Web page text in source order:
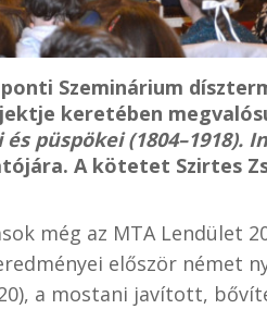
Szeminárium
keretében
és püspökei
A kötetet Szirtes
még az MTA Lendület
először német
a mostani javított,